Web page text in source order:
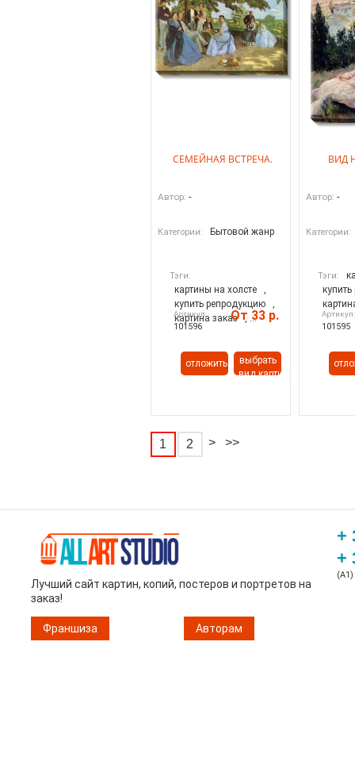
СЕМЕЙНАЯ ВСТРЕЧА.
Автор: -
Категории: Бытовой жанр
Тэги:
картины на холсте
,
купить репродукцию
,
картина заказ , ...
Артикул:
101596
От 33 р.
отложить
выбрать
вид картины
ВИД
Автор: -
Категории:
Тэги:
Артикул:
101595
1 2 > >>
Лучший сайт картин, копий, постеров и портретов на
заказ!
Франшиза Авторам
+
+